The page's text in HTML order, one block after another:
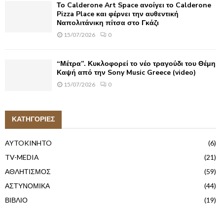
Το Calderone Art Space ανοίγει το Calderone
Pizza Place και φέρνει την αυθεντική
Ναπολιτάνικη πίτσα στο Γκάζι
15/07/2026 0
“Μέτρα”. Κυκλοφορεί το νέο τραγούδι του Θέμη
Καψή από την Sony Music Greece (video)
15/07/2026 0
ΚΑΤΗΓΟΡΙΕΣ
AYTOKINHTO
(6)
TV-MEDIA
(21)
ΑΘΛΗΤΙΣΜΟΣ
(59)
ΑΣΤΥΝΟΜΙΚΑ
(44)
ΒΙΒΛΙΟ
(19)